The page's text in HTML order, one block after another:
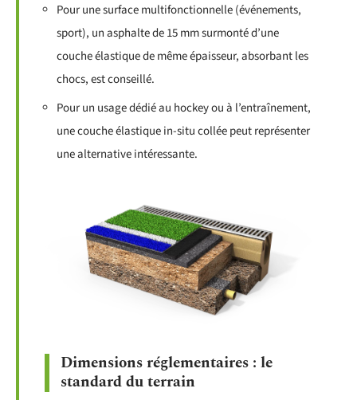
Pour une surface multifonctionnelle (événements,
sport), un asphalte de 15 mm surmonté d’une
couche élastique de même épaisseur, absorbant les
chocs, est conseillé.
Pour un usage dédié au hockey ou à l’entraînement,
une couche élastique in-situ collée peut représenter
une alternative intéressante.
Dimensions réglementaires : le
standard du terrain